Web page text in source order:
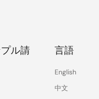
ル請
言語
English
中文